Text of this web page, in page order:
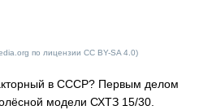
по лицензии CC BY-SA 4.0)
в СССР? Первым делом
модели СХТЗ 15/30.